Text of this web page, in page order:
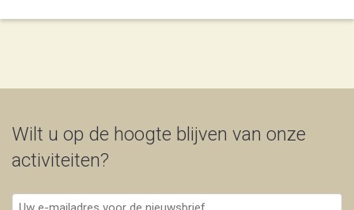
Wilt u op de hoogte blijven van onze
activiteiten?
Uw